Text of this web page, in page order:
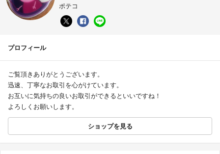
ポテコ
プロフィール
ご覧頂きありがとうございます。
迅速、丁寧なお取引を心がけています。
お互いに気持ちの良いお取引ができるといいですね！
よろしくお願いします。
ショップを見る